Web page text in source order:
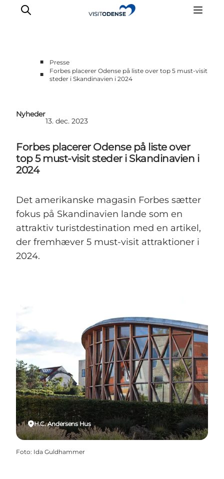
■
Presse
■
Forbes placerer Odense på liste over top 5 must-visit
steder i Skandinavien i 2024
Nyheder
13. dec. 2023
Forbes placerer Odense på liste over
top 5 must-visit steder i Skandinavien i
2024
Det amerikanske magasin Forbes sætter
fokus på Skandinavien lande som en
attraktiv turistdestination med en artikel,
der fremhæver 5 must-visit attraktioner i
2024.
H.C. Andersens Hus
Foto: Ida Guldhammer